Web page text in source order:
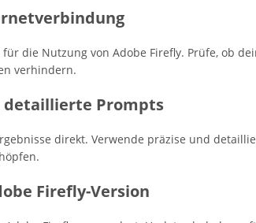
die Nutzung von Adobe Firefly. Prüfe, ob
verhindern.
detaillierte Prompts
direkt. Verwende präzise und
Firefly-Version